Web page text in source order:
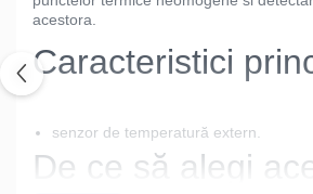
acestora.
Caracteristici
senzor de temperatură extern.
De ce să alegi